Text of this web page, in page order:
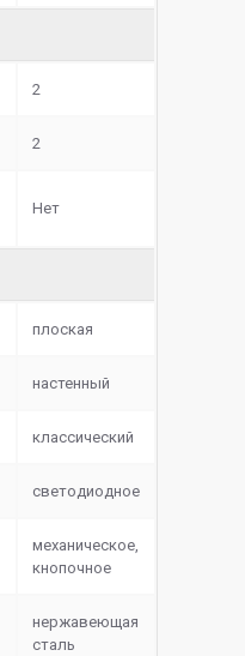
2
2
Нет
плоская
настенный
классический
светодиодное
механическое,
кнопочное
нержавеющая
сталь